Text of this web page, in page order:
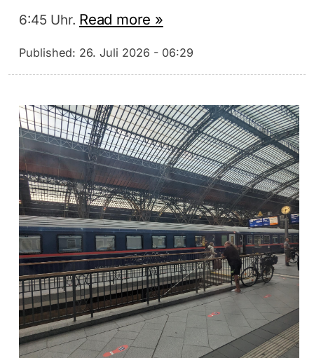
6:45 Uhr. Read more »
Published: 26. Juli 2026 - 06:29